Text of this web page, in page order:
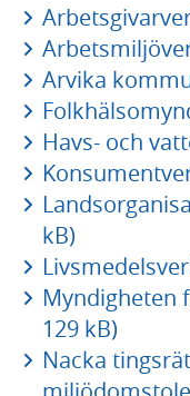
Arvika
Havs- och
kB)
Myndigheten
129 kB)
Nacka